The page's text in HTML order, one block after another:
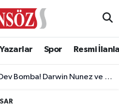
Yazarlar Spor Resmi
Darwin Nunez ve Leandro Paredes Hamlesi!